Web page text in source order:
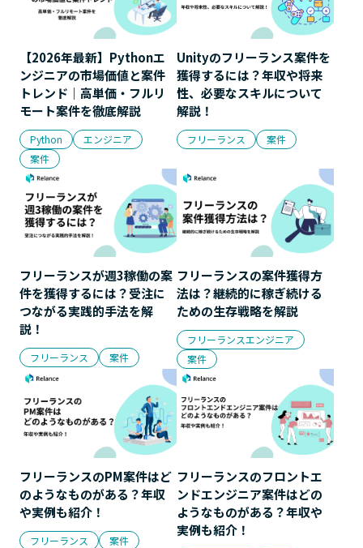
【2026年最新】Pythonエ
ンジニアの市場価値と案件
トレンド｜高単価・フルリ
モート案件を徹底解説
Python
エンジニア
案件
Unityのフリーランス案件を
獲得するには？年収や将来
性、必要なスキルについて
解説！
フリーランス 案件
フリーランスが週3稼働の案
件を獲得するには？受注に
つながる実践的手法を解
説！
フリーランス 案件
フリーランスの案件獲得方
法は？継続的に稼ぎ続ける
ための生存戦略を解説
フリーランスエンジニア
案件
フリーランスのPM案件はど
のようなものがある？年収
や実例も紹介！
フリーランス 案件
フリーランスのフロントエ
ンドエンジニア案件はどの
ようなものがある？年収や
実例も紹介！